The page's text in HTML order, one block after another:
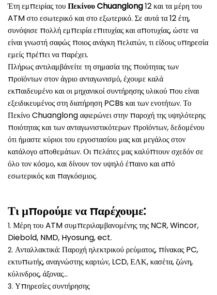
Έτη εμπειρίας τουΠεκίνου Chuanglong12 και τα μέρη του
ATM στο εσωτερικό και στο εξωτερικό. Σε αυτά τα 12 έτη,
συνόψισε πολλή εμπειρία επιτυχίας και αποτυχίας, ώστε να
είναι γνωστή σαφώς ποιος ανάγκη πελατών, τι είδους υπηρεσία
εμείς πρέπει να παρέχει.
Πλήρως αντιλαμβάνείτε τη σημασία της ποιότητας των
προϊόντων στον άγριο ανταγωνισμό, έχουμε καλά
εκπαιδευμένο και οι μηχανικοί συντήρησης υλικού που είναι
εξειδικευμένος στη διατήρηση PCBs και των ενοτήτων. Το
Πεκίνο Chuanglong αφιερώνει στην παροχή της υψηλότερης
ποιότητας και των ανταγωνιστικότερων προϊόντων, δεδομένου
ότι ήμαστε κύριοι του εργοστασίου μας και μεγάλος στον
κατάλογο αποθεμάτων. Οι πελάτες μας καλύπτουν σχεδόν σε
όλο τον κόσμο, και δίνουν τον υψηλό έπαινο και από
εσωτερικός και παγκόσμιος.
Τι μπορούμε να παρέχουμε:
1. Μέρη του ATM συμπεριλαμβανομένης της NCR, Wincor,
Diebold, NMD, Hyosung, ect.
2. Ανταλλακτικά: Παροχή ηλεκτρικού ρεύματος, πίνακας PC,
εκτυπωτής, αναγνώστης καρτών, LCD, ΕΛΚ, κασέτα, ζώνη,
κύλινδρος, άξονας…
3. Υπηρεσίες συντήρησης